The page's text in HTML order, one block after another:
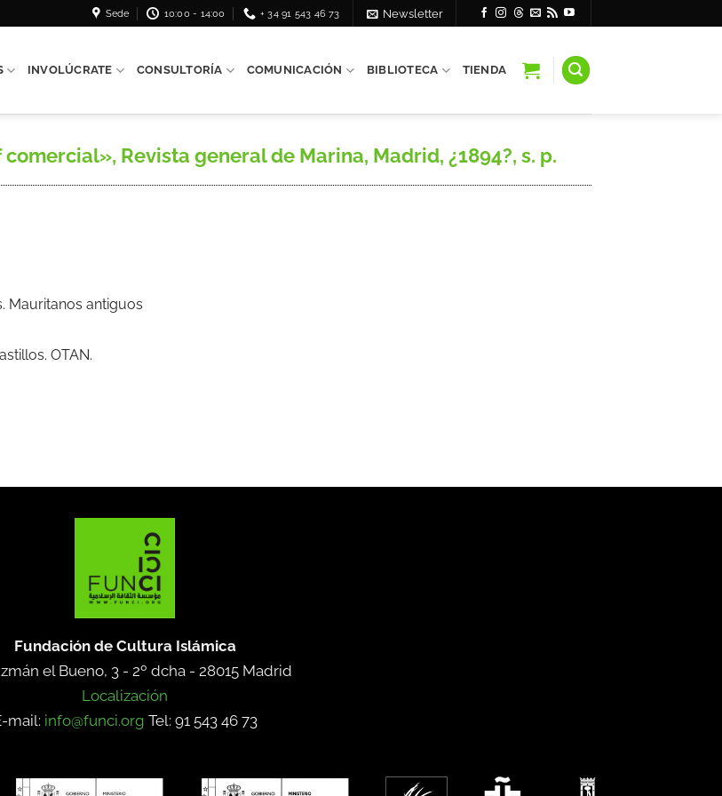
Sede 10:00 - 14:00 + 34 91 543 46 73 Newsletter
INVOLÚCRATE CONSULTORÍA COMUNICACIÓN BIBLIOTECA TIENDA
comercial», Revista general de Marina, Madrid, ¿1894?, s. p.
Mauritanos antiguos
OTAN.
Fundación de Cultura Islámica
el Bueno, 3 - 2º dcha - 28015 Madrid
Localización
mail: info@funci.org Tel: 91 543 46 73